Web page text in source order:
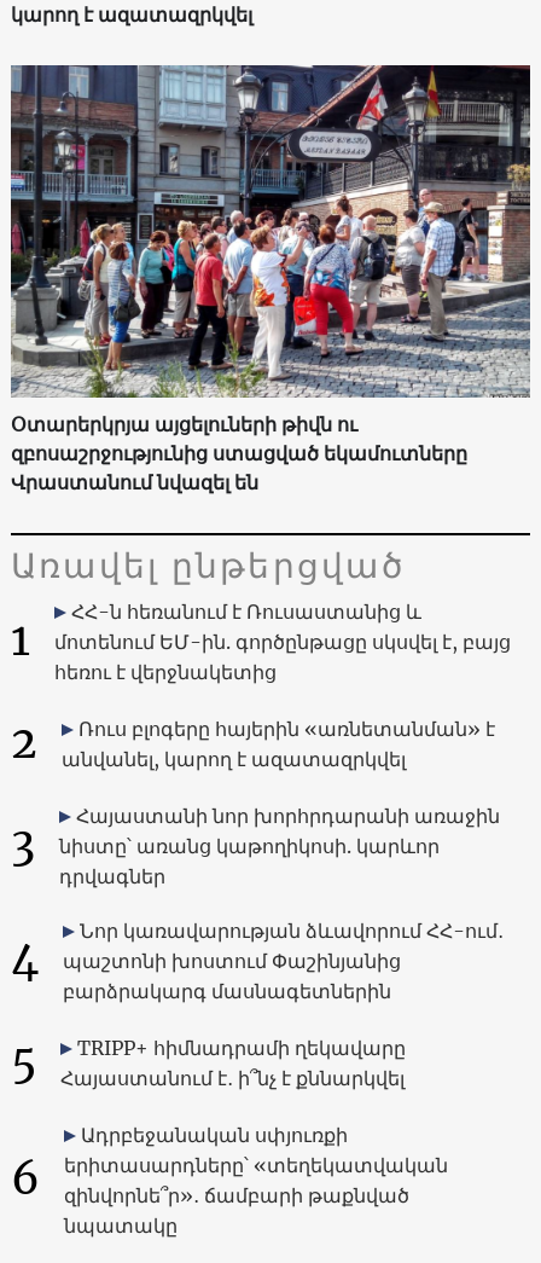
կարող է ազատազրկվել
Օտարերկրյա այցելուների թիվն ու
զբոսաշրջությունից ստացված եկամուտները
Վրաստանում նվազել են
Առավել ընթերցված
1
ՀՀ-ն հեռանում է Ռուսաստանից և
մոտենում ԵՄ-ին. գործընթացը սկսվել է, բայց
հեռու է վերջնակետից
2
Ռուս բլոգերը հայերին «առնետանման» է
անվանել, կարող է ազատազրկվել
3
Հայաստանի նոր խորհրդարանի առաջին
նիստը՝ առանց կաթողիկոսի. կարևոր
դրվագներ
4
Նոր կառավարության ձևավորում ՀՀ-ում․
պաշտոնի խոստում Փաշինյանից
բարձրակարգ մասնագետներին
5
TRIPP+ հիմնադրամի ղեկավարը
Հայաստանում է․ ի՞նչ է քննարկվել
6
Ադրբեջանական սփյուռքի
երիտասարդները՝ «տեղեկատվական
զինվորնե՞ր»․ ճամբարի թաքնված
նպատակը